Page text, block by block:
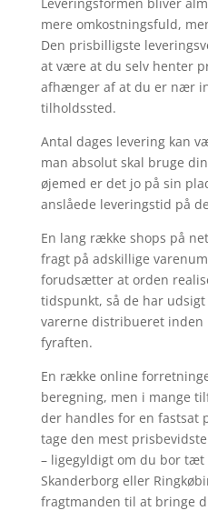
mere omkostningsfuld,
Den prisbilligste
at være at du selv henter
afhænger af at du er nær
tilholdssted.
Antal dages levering kan
man absolut skal bruge
øjemed er det jo på sin
anslåede leveringstid på
En lang række shops på
fragt på adskillige
forudsætter at orden
tidspunkt, så de har
varerne distribueret inden
fyraften.
En række online
beregning, men i mange
der handles for en fastsat
tage den mest
– ligegyldigt om du bor tæt
Skanderborg eller
fragtmanden til at bringe